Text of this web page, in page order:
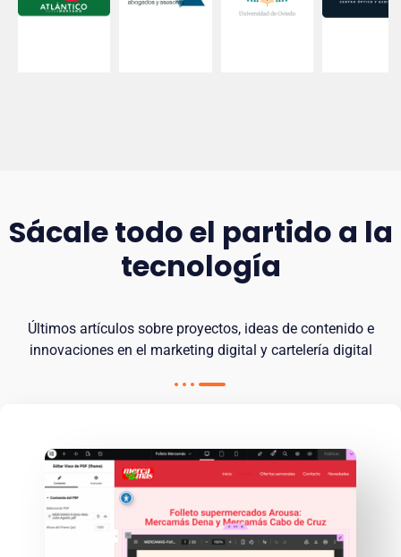
Sácale todo el partido a la
tecnología
Últimos artículos sobre proyectos, ideas de contenido e
innovaciones en el marketing digital y cartelería digital